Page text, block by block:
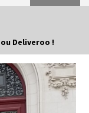
Deliveroo !